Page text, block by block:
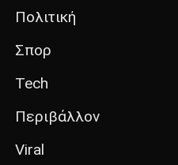
Πολιτική
Σπορ
Tech
Περιβάλλον
Viral